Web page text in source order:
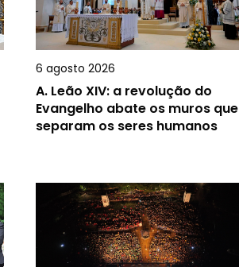
6 agosto 2026
A. Leão XIV: a revolução do
Evangelho abate os muros que
separam os seres humanos